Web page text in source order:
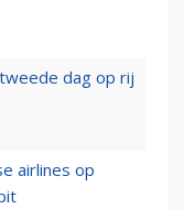
dag op rij
airlines op